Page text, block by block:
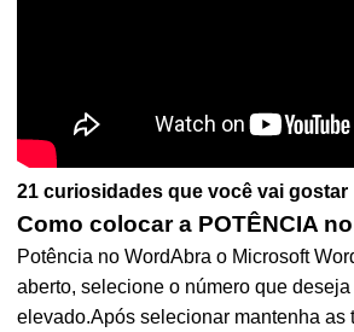
21 curiosidades que você vai gostar
Como colocar a POTÊNCIA
Potência no WordAbra o Microsoft
aberto, selecione o número que
elevado.Após selecionar mantenha as